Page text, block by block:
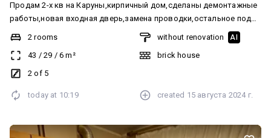
Продам 2-х кв на Каруны,кирпичный дом,сделаны демонтажные
работы,новая входная дверь,замена проводки,остальное под
ваш ремонт
2 rooms
43 / 29 / 6 m²
2 of 5
without renovation AI
brick house
today at 10:19 created 15 августа 2024 г.